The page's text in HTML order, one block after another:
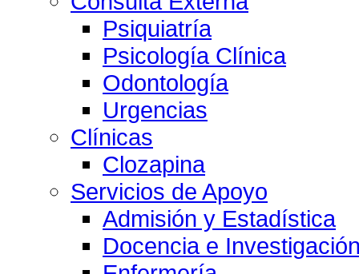
Psiquiatría
Psicología Clínica
Odontología
Urgencias
Clínicas
Clozapina
Servicios de Apoyo
Admisión y Estadística
Docencia e